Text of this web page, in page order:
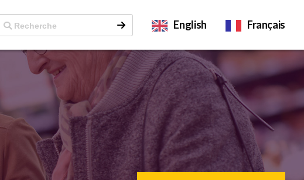
English Français